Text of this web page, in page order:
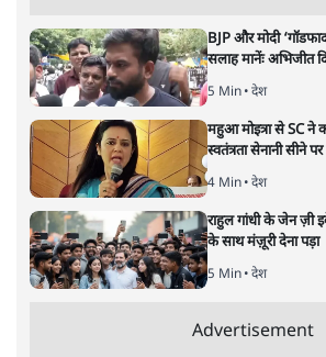
भारत–यूरोप संवाद:
हालात से उपजा मोड़?
विश्लेषण| सतीश झा| 29 JAN, 2026
भारत ईयू मुक्त व्यापार समझौताः ईयू अध्यक्ष
पीएम मोदी
सतीश झा